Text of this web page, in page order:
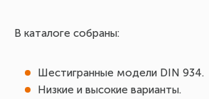
В каталоге собраны:
Шестигранные модели DIN 934.
Низкие и высокие варианты.